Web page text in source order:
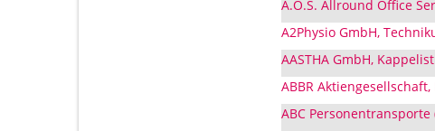
A.O.S. Allround Office
A2Physio GmbH,
AASTHA GmbH,
ABBR
ABC